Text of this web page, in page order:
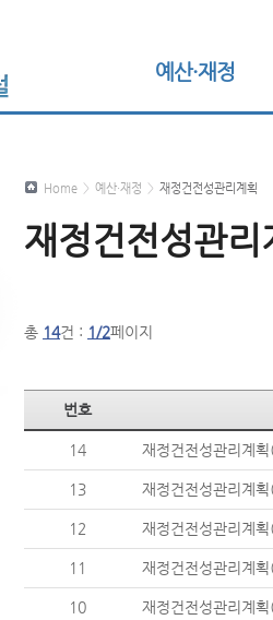
예산·재정
Home > 예산·재정 > 재정건전성관리계획
재정건전성관리
총 14건 : 1/2페이지
번호
14 재정건전성관리계
13 재정건전성관리계
12 재정건전성관리계
11 재정건전성관리계
10 재정건전성관리계